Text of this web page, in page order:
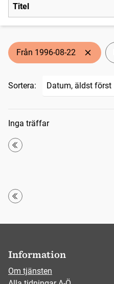
Titel
Från 1996-08-22
Sortera:
Sökresultat
Inga träffar
Första
Första
Information
Om tjänsten